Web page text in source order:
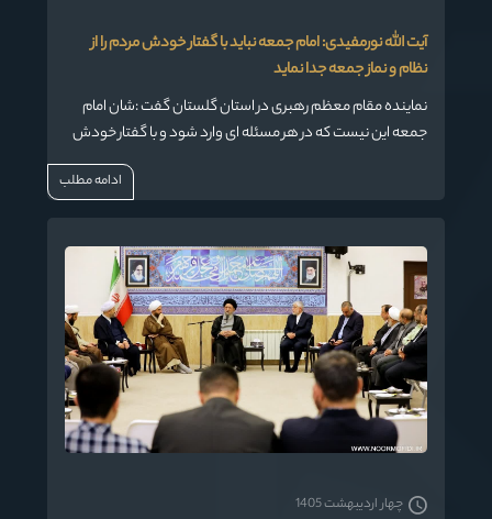
آیت الله نورمفیدی: امام جمعه نباید با گفتار خودش مردم را از
نظام و نماز جمعه جدا نماید
نماینده مقام معظم رهبری در استان گلستان گفت :شان امام
جمعه این نیست که در هر مسئله ای وارد شود و با گفتار خودش
مردم را از نظام و نماز جمعه جدا نماید وعامل شکاف در جامعه قرار
ادامه مطلب
چهار اردیبهشت 1405